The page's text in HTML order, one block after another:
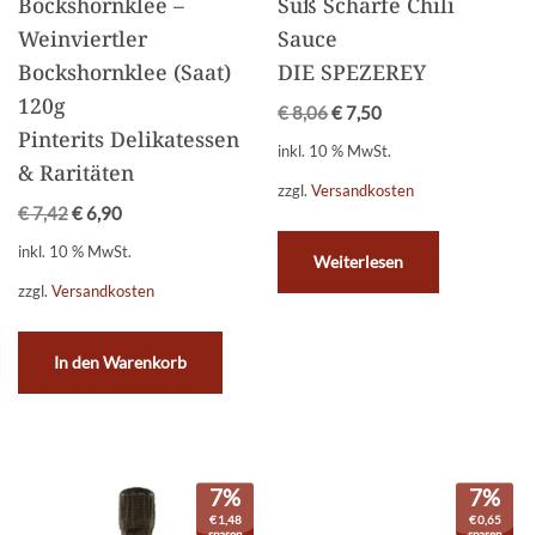
Weinviertler
Bockshornklee (Saat)
120g
Pinterits Delikatessen
& Raritäten
€7,42€6,90
inkl. 10 % MwSt.
zzgl. Versandkosten
In den Warenkorb
Sauce
DIE SPEZEREY
€8,06€ 7,50
inkl. 10 % MwSt.
zzgl.Versandkosten
Weiterlesen
7%
€1,48
7%
€0,65